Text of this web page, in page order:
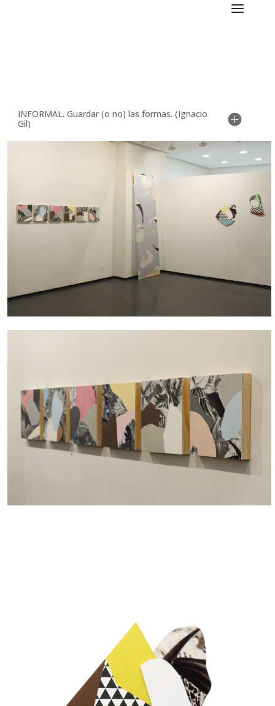
INFORMAL. Guardar (o no) las formas. (Ignacio
Gil)